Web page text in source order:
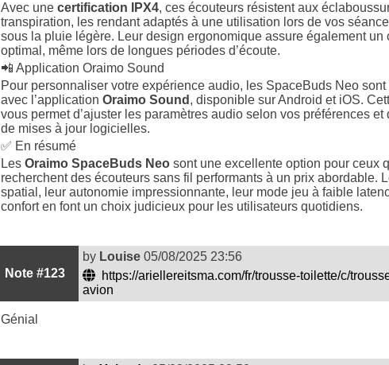
Avec une certification IPX4, ces écouteurs résistent aux
transpiration, les rendant adaptés à une utilisation lors de vos
sous la pluie légère. Leur design ergonomique assure également un
optimal, même lors de longues périodes d’écoute.
📲 Application Oraimo Sound
Pour personnaliser votre expérience audio, les SpaceBuds Neo
avec l’application Oraimo Sound , disponible sur Android et iOS.
vous permet d’ajuster les paramètres audio selon vos préférences et
de mises à jour logicielles.
✅ En résumé
Les Oraimo SpaceBuds Neosont une excellente option pour ceux
recherchent des écouteurs sans fil performants à un prix abordable.
spatial, leur autonomie impressionnante, leur mode jeu à faible
confort en font un choix judicieux pour les utilisateurs quotidiens.
Note #123
by Louise05/08/2025 23:56
https://ariellereitsma.com/fr/trousse-toilette/c/
avion
Génial